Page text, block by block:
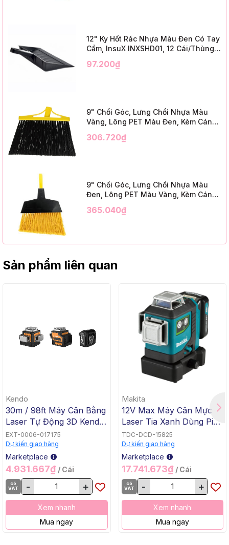
12" Ky Hốt Rác Nhựa Màu Đen Có Tay
Cầm, InsuX INXSHD01, 12 Cái/Thùng,
Black Plastic)
97.200₫
9" Chổi Góc, Lưng Chổi Nhựa Màu
Vàng, Lông PET Màu Đen, Kèm Cán
12 Bộ/Thùng (9" Angle Broom, Yellow
306.720₫
9" Chổi Góc, Lưng Chổi Nhựa Màu
Đen, Lông PET Màu Vàng, Kèm Cán
12 Bộ/Thùng (9" Angle Broom, Black
365.040₫
Sản phẩm liên quan
Kendo
30m / 98ft Máy Cân Bằng
Laser Tự Động 3D Kendo
35547, 4 Cái / Hộp
EXT-0006-017175
Dự kiến giao hàng
Marketplace
4.931.667₫ / Cái
có
VAT
- +
Xem nhanh
Mua ngay
Makita
12V Max Máy Cân Mực
Laser Tia Xanh Dùng Pin
Makita SK700GD
TDC-DCD-15825
Dự kiến giao hàng
Marketplace
17.741.673₫ / Cái
có
VAT
- +
Xem nhanh
Mua ngay